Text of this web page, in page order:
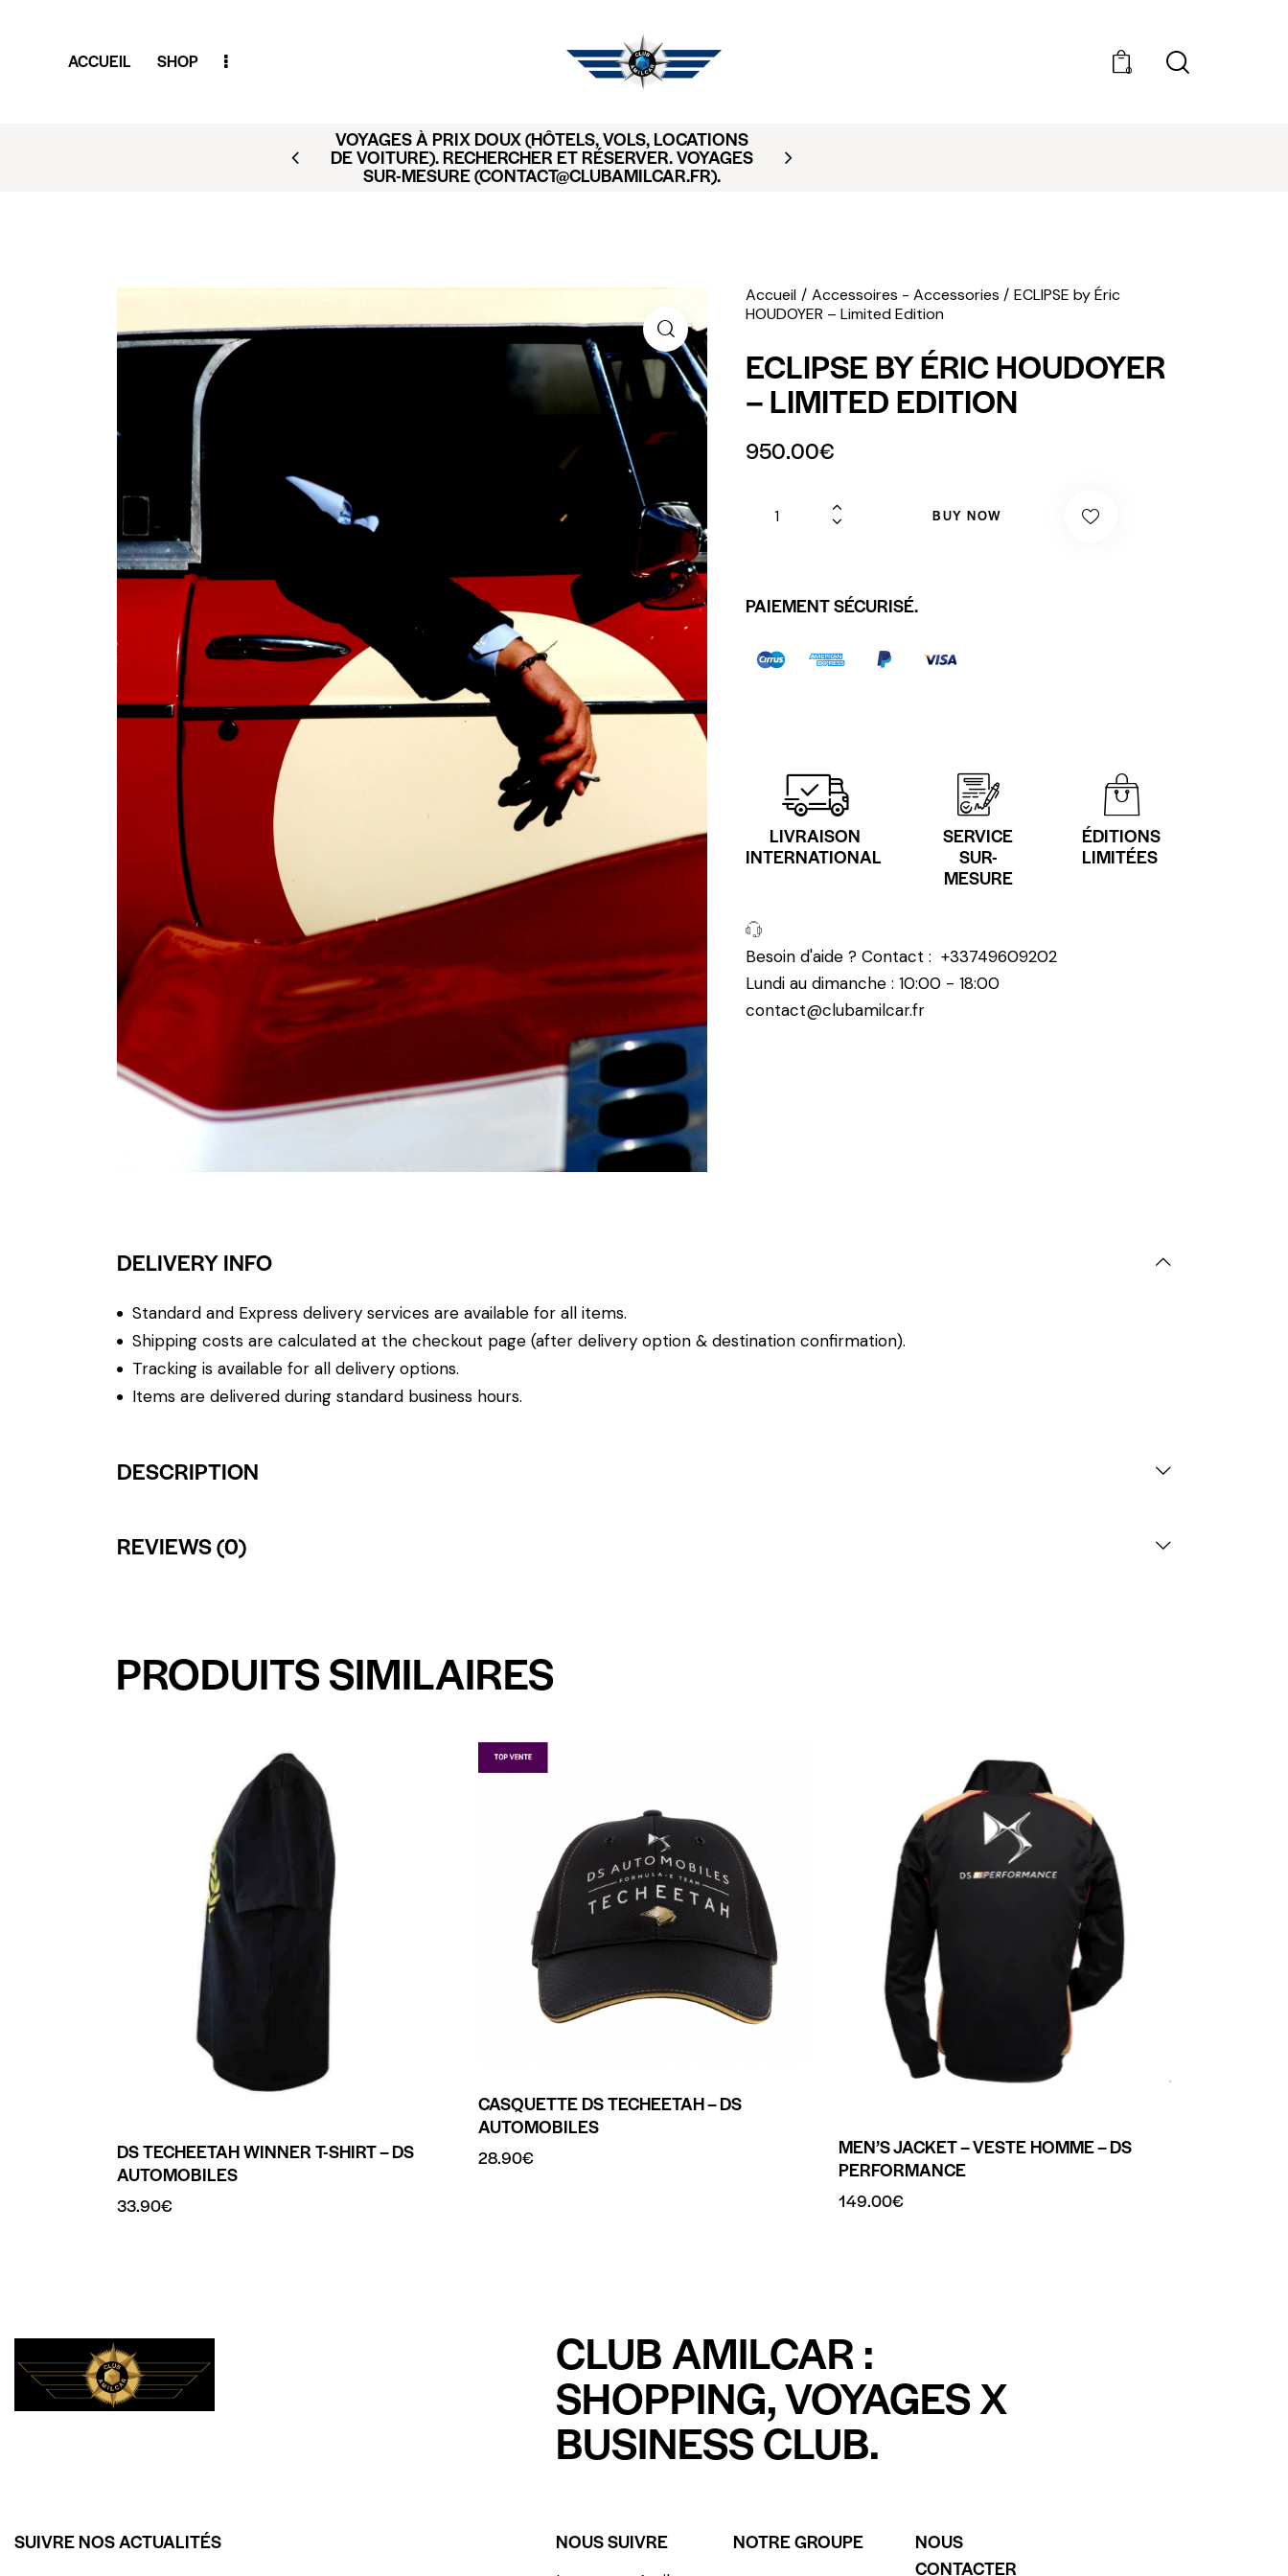
ACCUEIL SHOP 0
VOYAGES À PRIX DOUX (HÔTELS, VOLS, LOCATIONS
DE VOITURE). RECHERCHER ET RÉSERVER. VOYAGES
SUR-MESURE (CONTACT@CLUBAMILCAR.FR).
Accueil Accessoires - Accessories
ECLIPSE by Éric
HOUDOYER – Limited Edition
ECLIPSE BY ÉRIC HOUDOYER
– LIMITED EDITION
950.00€
BUY NOW
PAIEMENT SÉCURISÉ.
LIVRAISON
INTERNATIONAL
SERVICE
SUR-
MESURE
ÉDITIONS
LIMITÉES
Besoin d'aide ? Contact : +33749609202
Lundi au dimanche : 10:00 - 18:00
contact@clubamilcar.fr
DELIVERY INFO
Standard and Express delivery services are available for all items.
Shipping costs are calculated at the checkout page (after delivery option & destination confirmation).
Tracking is available for all delivery options.
Items are delivered during standard business hours.
DESCRIPTION
REVIEWS (0)
PRODUITS SIMILAIRES
DS TECHEETAH WINNER T-SHIRT – DS
AUTOMOBILES
33.90€
CASQUETTE DS TECHEETAH – DS
AUTOMOBILES
28.90€
MEN’S JACKET – VESTE HOMME – DS
PERFORMANCE
149.00€
CLUB AMILCAR :
SHOPPING, VOYAGES X
BUSINESS CLUB.
SUIVRE NOS ACTUALITÉS NOUS SUIVRE NOTRE GROUPE
NOUS
CONTACTER